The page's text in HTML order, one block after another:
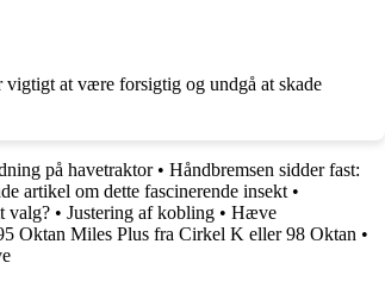
at være forsigtig og undgå at skade
på havetraktor• Håndbremsen sidder fast:
artikel om dette fascinerende insekt •
valg? • Justering af kobling • Hæve
Oktan Miles Plus fra Cirkel K eller 98 Oktan •